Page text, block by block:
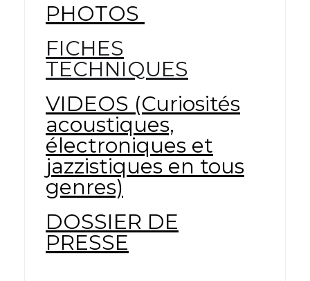
PHOTOS
FICHES
TECHNIQUES
VIDEOS (Curiosités
acoustiques,
électroniques et
jazzistiques en tous
genres)
DOSSIER DE
PRESSE